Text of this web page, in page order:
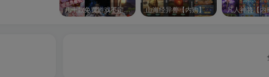
几十款免费游戏不定时更新自行测试 山海经异兽【内购】 凡人神将【内